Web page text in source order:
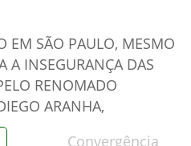
EM SÃO PAULO, MESMO
A INSEGURANÇA DAS
RENOMADO
ARANHA,
AFIRMAM QUE “NÃO
Convergência